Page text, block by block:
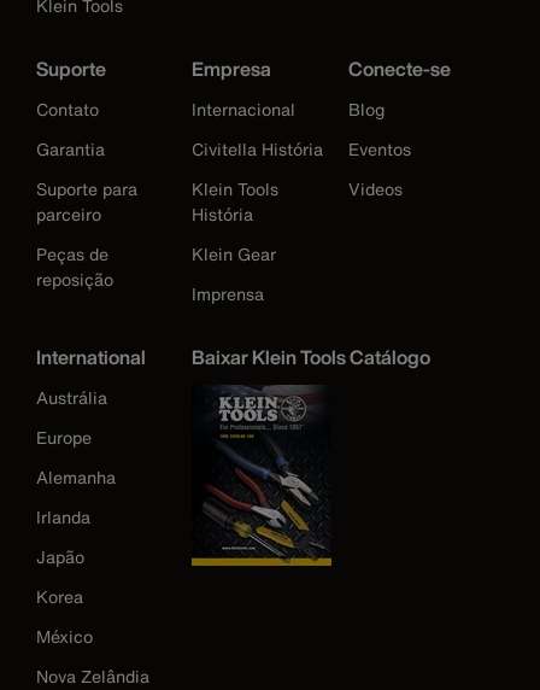
Klein Tools
Suporte
Contato
Garantia
Suporte para
parceiro
Peças de
reposição
Empresa
Internacional
Civitella História
Klein Tools
História
Klein Gear
Imprensa
Conecte-se
Blog
Eventos
Videos
International
Austrália
Europe
Alemanha
Irlanda
Japão
Korea
México
Nova Zelândia
Baixar Klein Tools Catálogo